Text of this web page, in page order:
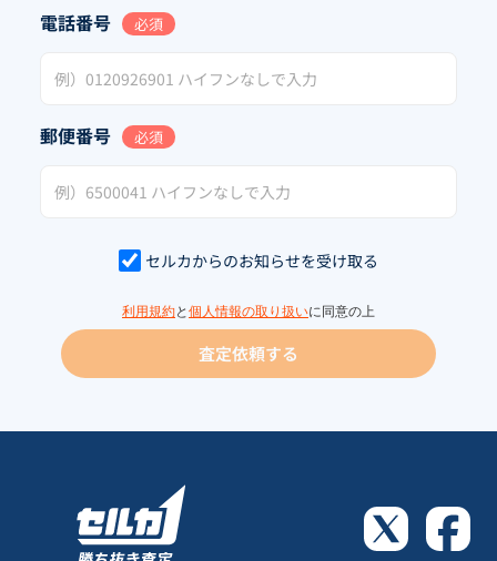
電話番号 必須
郵便番号 必須
セルカからのお知らせを受け取る
利用規約と 個人情報の取り扱いに同意の上
査定依頼する